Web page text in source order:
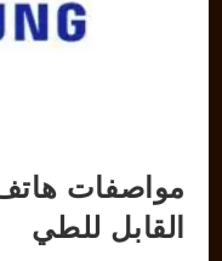
القابل للطي